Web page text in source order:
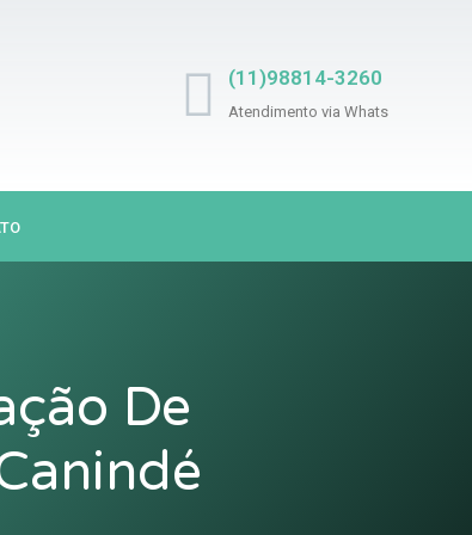
(11)98814-3260
Atendimento via Whats
De